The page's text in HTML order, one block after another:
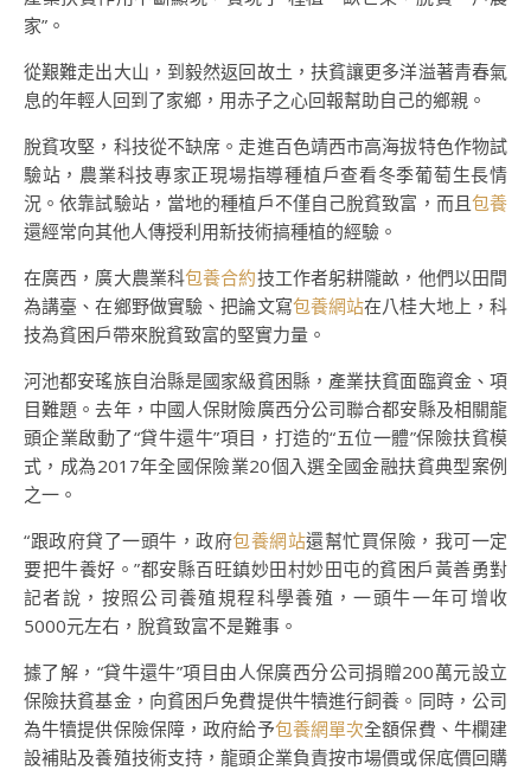
家”。
從艱難走出大山，到毅然返回故土，扶貧讓更多洋溢著青春氣
息的年輕人回到了家鄉，用赤子之心回報幫助自己的鄉親。
脫貧攻堅，科技從不缺席。走進百色靖西市高海拔特色作物試
驗站，農業科技專家正現場指導種植戶查看冬季葡萄生長情
況。依靠試驗站，當地的種植戶不僅自己脫貧致富，而且包養
還經常向其他人傳授利用新技術搞種植的經驗。
在廣西，廣大農業科包養合約技工作者躬耕隴畝，他們以田間
為講臺、在鄉野做實驗、把論文寫包養網站在八桂大地上，科
技為貧困戶帶來脫貧致富的堅實力量。
河池都安瑤族自治縣是國家級貧困縣，產業扶貧面臨資金、項
目難題。去年，中國人保財險廣西分公司聯合都安縣及相關龍
頭企業啟動了“貸牛還牛”項目，打造的“五位一體”保險扶貧模
式，成為2017年全國保險業20個入選全國金融扶貧典型案例
之一。
“跟政府貸了一頭牛，政府包養網站還幫忙買保險，我可一定
要把牛養好。”都安縣百旺鎮妙田村妙田屯的貧困戶黃善勇對
記者說，按照公司養殖規程科學養殖，一頭牛一年可增收
5000元左右，脫貧致富不是難事。
據了解，“貸牛還牛”項目由人保廣西分公司捐贈200萬元設立
保險扶貧基金，向貧困戶免費提供牛犢進行飼養。同時，公司
為牛犢提供保險保障，政府給予包養網單次全額保費、牛欄建
設補貼及養殖技術支持，龍頭企業負責按市場價或保底價回購